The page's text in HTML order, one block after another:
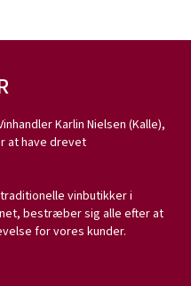
Karlin Nielsen (Kalle),
at have drevet
vinbutikker i
bestræber sig alle efter at
for vores kunder.